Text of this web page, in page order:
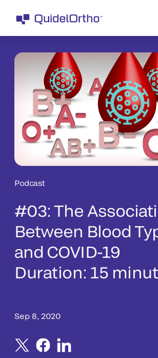
Podcast
#03: The
Between Blood
and COVID-19
Duration: 15
Sep 8, 2020